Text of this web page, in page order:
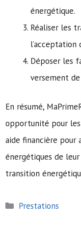
énergétique.
Réaliser les
l’acceptation
Déposer les
versement
En résumé,
opportunité pour
aide financière pour
énergétiques de
transition
Catégories
Prestations